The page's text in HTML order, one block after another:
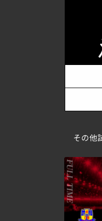
その他